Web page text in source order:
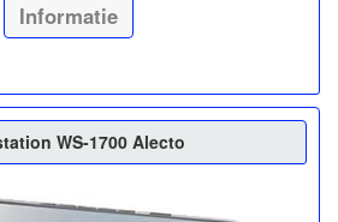
Informatie
WS-1700 Alecto